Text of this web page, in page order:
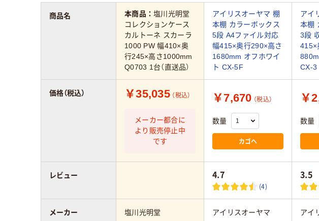
本商品：塩川光明堂
コレクションケース
カルトーネ スカーラ
1000 PW 幅410×奥
行245×高さ1000mm
Q0703 1台（直送品）
アイリスオーヤマ 棚
本棚 カラーボックス
5段 A4ファイル対応
幅415×奥行290×高さ
1680mm オフホワイ
ト CX-5F
アイ
本棚
3段
415×
CX-3
￥35,035 （税込）
メーカー都合に
より販売停止中
です
￥7,670 （税込）
数量
カゴへ
￥
数量
4.7
(4)
3.5
塩川光明堂 アイリスオーヤマ アイ
商品名
価格（税込）
レビュー
メーカー